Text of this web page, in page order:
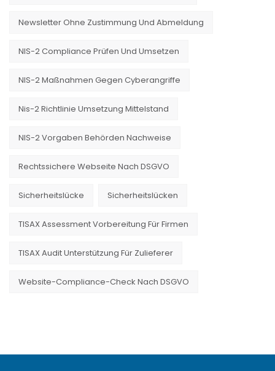
Newsletter Ohne Zustimmung Und Abmeldung
NIS-2 Compliance Prüfen Und Umsetzen
NIS-2 Maßnahmen Gegen Cyberangriffe
Nis-2 Richtlinie Umsetzung Mittelstand
NIS-2 Vorgaben Behörden Nachweise
Rechtssichere Webseite Nach DSGVO
Sicherheitslücke Sicherheitslücken
TISAX Assessment Vorbereitung Für Firmen
TISAX Audit Unterstützung Für Zulieferer
Website-Compliance-Check Nach DSGVO